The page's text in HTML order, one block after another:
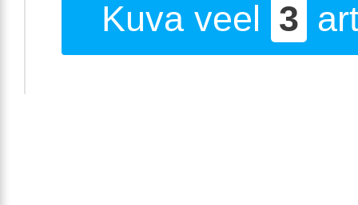
Kuva veel 3